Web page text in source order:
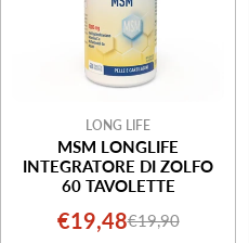
LONG LIFE
MSM LONGLIFE
INTEGRATORE DI ZOLFO
60 TAVOLETTE
Prezzo
€19,48Prezzo
€19,90